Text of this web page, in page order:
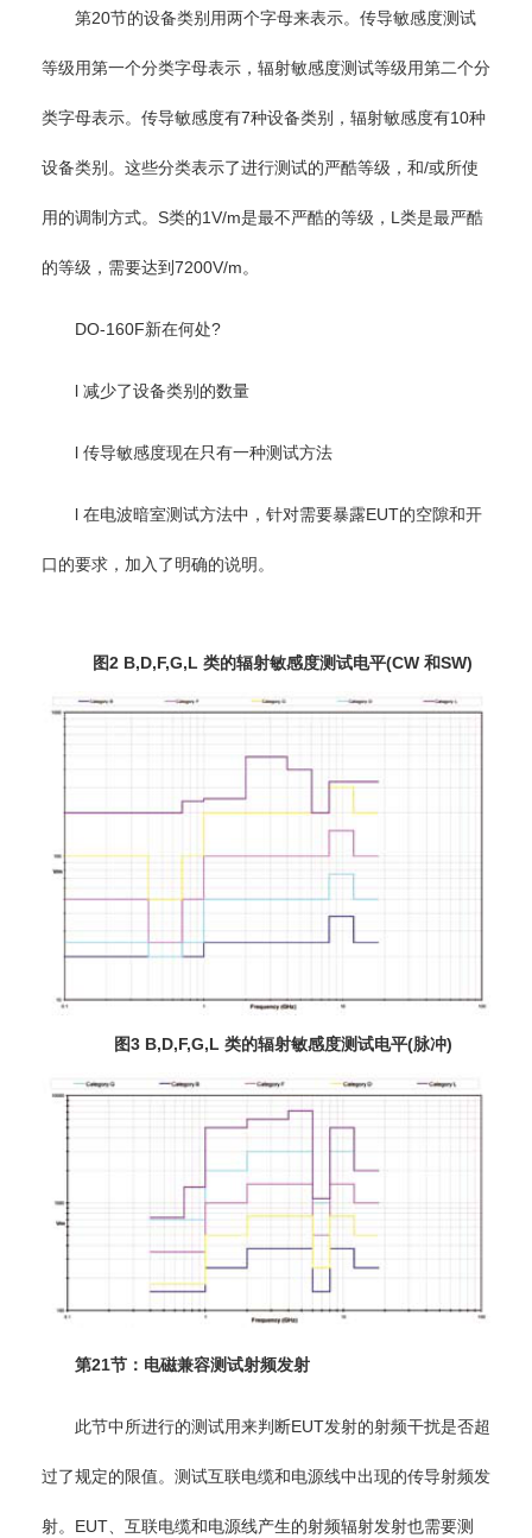
第20节的设备类别用两个字母来表示。传导敏感度测试
等级用第一个分类字母表示，辐射敏感度测试等级用第二个分
类字母表示。传导敏感度有7种设备类别，辐射敏感度有10种
设备类别。这些分类表示了进行测试的严酷等级，和/或所使
用的调制方式。S类的1V/m是最不严酷的等级，L类是最严酷
的等级，需要达到7200V/m。
DO-160F新在何处?
l 减少了设备类别的数量
l 传导敏感度现在只有一种测试方法
l 在电波暗室测试方法中，针对需要暴露EUT的空隙和开
口的要求，加入了明确的说明。
图2 B,D,F,G,L 类的辐射敏感度测试电平(CW 和SW)
图3 B,D,F,G,L 类的辐射敏感度测试电平(脉冲)
第21节：电磁兼容测试射频发射
此节中所进行的测试用来判断EUT发射的射频干扰是否超
过了规定的限值。测试互联电缆和电源线中出现的传导射频发
射。EUT、互联电缆和电源线产生的射频辐射发射也需要测